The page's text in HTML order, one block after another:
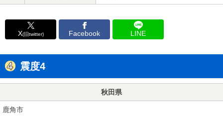
X(旧twitter) Facebook LINE
震度4
秋田県
鹿角市